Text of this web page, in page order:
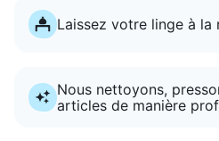
Laissez votre linge à
Nous nettoyons,
articles de manière